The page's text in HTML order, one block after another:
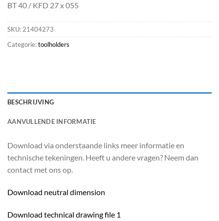
BT 40 / KFD 27 x 055
SKU:21404273
Categorie:toolholders
BESCHRIJVING
AANVULLENDE INFORMATIE
Download via onderstaande links meer informatie en
technische tekeningen. Heeft u andere vragen? Neem dan
contact met ons op.
Download neutral dimension
Download technical drawing file 1